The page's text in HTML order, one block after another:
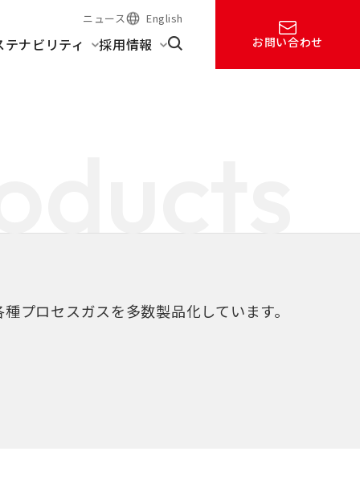
ニュース English
テナビリティ 採用情報 お問い合わせ
プロセスガスを多数製品化しています。